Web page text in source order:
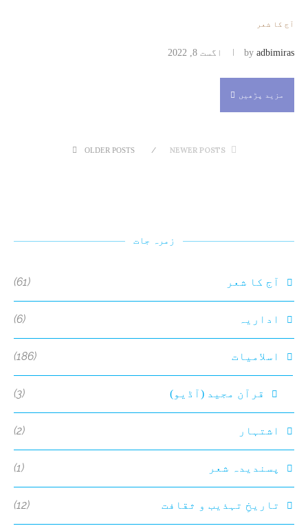
آج کا شعر
by adbimiras اگست 8, 2022
مزید پڑھیں
NEWER POSTS
OLDER POSTS
زمرہ جات
آج کا شعر (61)
اداریہ (6)
اسلامیات (186)
قرآن مجید (آڈیو) (3)
اشتہار (2)
پسندیدہ شعر (1)
تاریخِ تہذیب و ثقافت (12)